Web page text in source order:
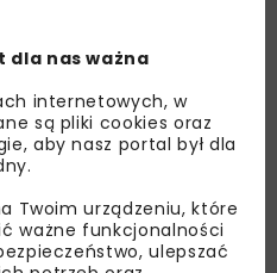
dla nas ważna
internetowych, w
są pliki cookies oraz
aby nasz portal był dla
Twoim urządzeniu, które
ważne funkcjonalności
ulepszać